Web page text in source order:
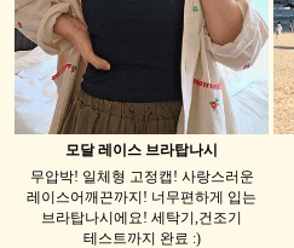
모달 레이스 브라탑나시
무압박! 일체형 고정캡! 사랑스러운
레이스어깨끈까지! 너무편하게 입는
브라탑나시에요! 세탁기,건조기
테스트까지 완료 :)